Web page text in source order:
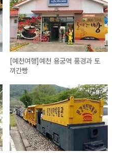
[예천여행]예천 용궁역 풍경과 토
끼간빵